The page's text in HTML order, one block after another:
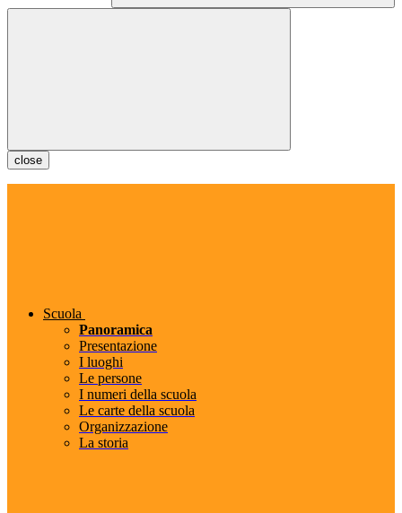
close
Scuola
Panoramica
Presentazione
I luoghi
Le persone
I numeri della scuola
Le carte della scuola
Organizzazione
La storia